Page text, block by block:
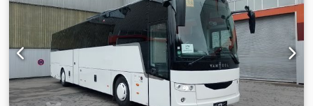
Vering: luchtvering Achteras 1: Max. aslast: 9000 kg;
Bandenprofiel links: 25%; Bandenprofiel rechts: 25%
Achteras 2: Max. aslast: 9000 kg; Bandenprofiel links: 25%;
Bandenprofiel rechts: 25% Achteras 3: Max. aslast: 9000 kg;
Bestuurbaar; Bandenprofiel links: 25%; Bandenprofiel
rechts: 25% Gewichten Ledig gewicht: 8.500 kg